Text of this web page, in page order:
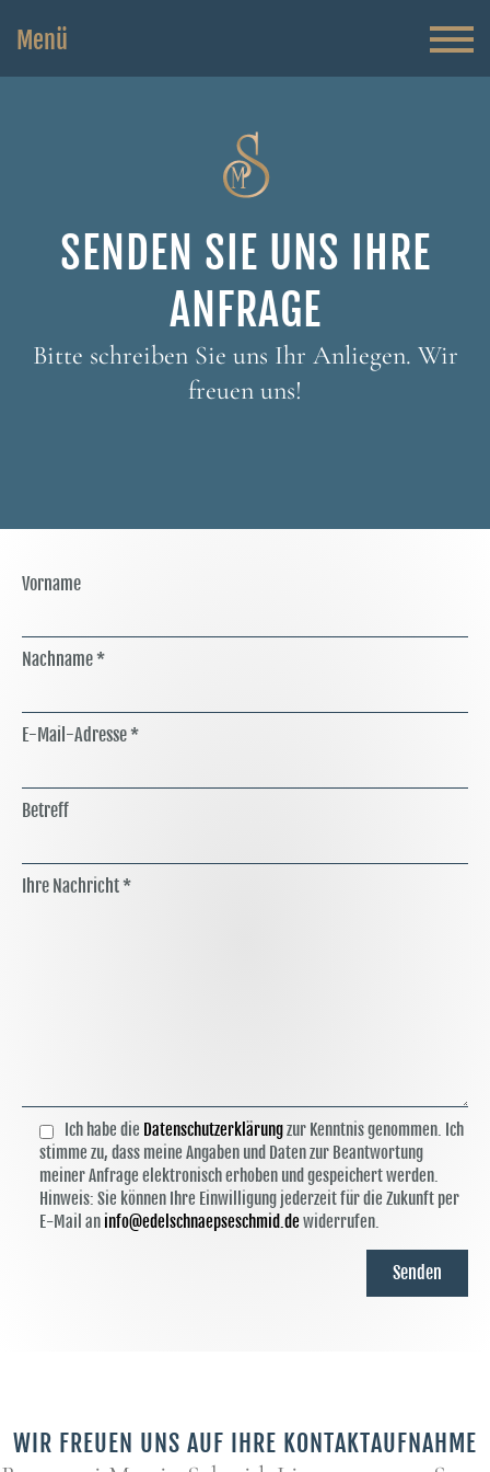
Menü
SENDEN SIE UNS IHRE
ANFRAGE
Bitte schreiben Sie uns Ihr Anliegen. Wir
freuen uns!
Vorname
Nachname *
E-Mail-Adresse *
Betreff
Ihre Nachricht *
Ich habe die Datenschutzerklärungzur Kenntnis genommen. Ich
stimme zu, dass meine Angaben und Daten zur Beantwortung
meiner Anfrage elektronisch erhoben und gespeichert werden.
Hinweis: Sie können Ihre Einwilligung jederzeit für die Zukunft per
E-Mail an info@edelschnaepseschmid.dewiderrufen.
WIR FREUEN UNS AUF IHRE KONTAKTAUFNAHME